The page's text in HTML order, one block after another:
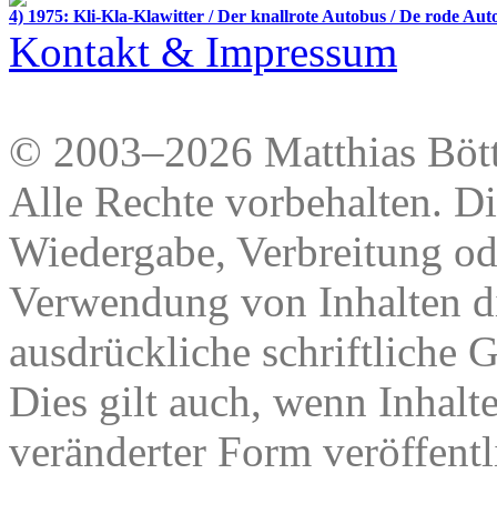
4) 1975: Kli-Kla-Klawitter / Der knallrote Autobus / De rode
Kontakt & Impressum
© 2003–2026 Matthias
Alle Rechte vorbehalten.
Wiedergabe, Verbreitung
Verwendung von Inhalten
ausdrückliche schriftliche
Dies gilt auch, wenn
veränderter Form